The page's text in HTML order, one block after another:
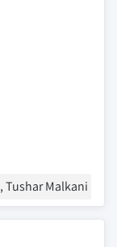
Tushar Malkani